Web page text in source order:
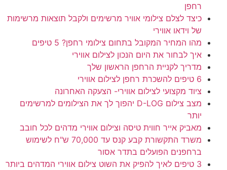
רחפן
כיצד לצלם צילומי אוויר מרשימים ולקבל תוצאות מרשימות
של וידאו אווירי
מהו המחיר המקובל בתחום צילומי רחפן? 5 טיפים
איך לבחור את היום הנכון לצילום אווירי
מדריך לקניית הרחפן הראשון שלך
6 טיפים להשכרת רחפן לצילום אווירי
ציוד מקצועי לצילום אווירי- הצעקה האחרונה
מצב צילום D-LOG יהפוך לך את הצילומים למרשימים
יותר
מאביק אייר חווית טיסה וצילום אווירי מדהים לכל חובב
משרד התקשורת קבע קנס עד 70,000 ש"ח לשימוש
ברחפנים הפועלים בתדר אסור
3 טיפים לאיך להפיק את השוט צילום אווירי המדהים ביותר